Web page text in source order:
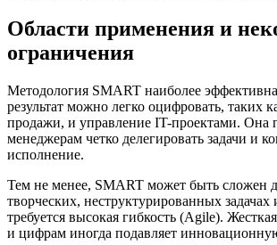
Области применения и
ограничения
Методология SMART наиболее
результат можно легко оцифровать, таких
продажи, и управление IT-проектами. Она
менеджерам четко делегировать задачи и
исполнение.
Тем не менее, SMART может быть сложен
творческих, неструктурированных задачах
требуется высокая гибкость (Agile).
и цифрам иногда подавляет